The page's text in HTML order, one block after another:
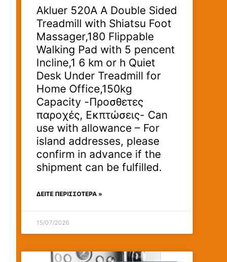
Akluer 520A A Double Sided
Treadmill with Shiatsu Foot
Massager,180 Flippable
Walking Pad with 5 pencent
Incline,1 6 km or h Quiet
Desk Under Treadmill for
Home Office,150kg
Capacity -Προσθετες
παροχές, Εκπτώσεις- Can
use with allowance – For
island addresses, please
confirm in advance if the
shipment can be fulfilled.
ΔΕΊΤΕ ΠΕΡΙΣΣΟΤΕΡΑ »
15/07/2026